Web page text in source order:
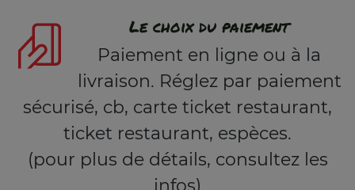
Le choix du paiement
Paiement en ligne ou à la
livraison. Réglez par paiement
sécurisé, cb, carte ticket restaurant,
ticket restaurant, espèces.
(pour plus de détails, consultez les